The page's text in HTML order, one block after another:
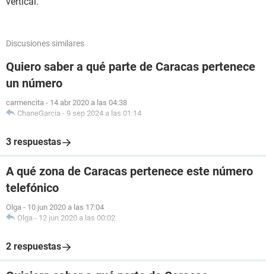
Discusiones similares
Quiero saber a qué parte de Caracas pertenece
un número
carmencita - 14 abr 2020 a las 04:38
ChaneGarcia - 9 sep 2024 a las 01:14
3 respuestas
A qué zona de Caracas pertenece este número
telefónico
Olga - 10 jun 2020 a las 17:04
Olga - 12 jun 2020 a las 00:02
2 respuestas